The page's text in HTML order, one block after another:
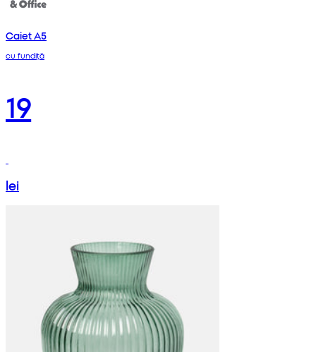
Caiet A5
cu fundiță
19
lei